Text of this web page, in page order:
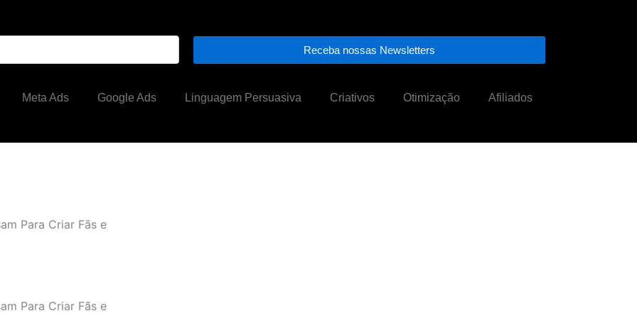
Receba nossas Newsletters
Meta Ads Google Ads Linguagem Persuasiva Criativos Otimização Afiliados
Para Criar Fãs e
Para Criar Fãs e